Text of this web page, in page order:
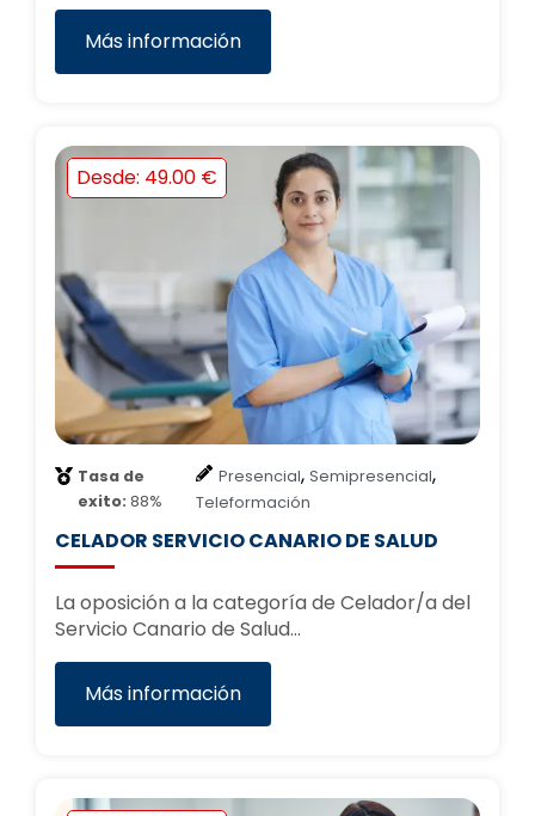
Más información
Desde: 49.00 €
Tasa de
exito: 88%
Presencial, Semipresencial,
Teleformación
CELADOR SERVICIO CANARIO DE SALUD
La oposición a la categoría de Celador/a del
Servicio Canario de Salud…
Más información